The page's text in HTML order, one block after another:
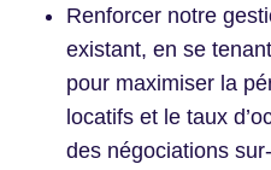
Renforcer notre
existant, en se
pour maximiser la
locatifs et le taux
des négociations